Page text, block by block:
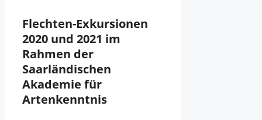
Flechten-Exkursionen
2020 und 2021 im
Rahmen der
Saarländischen
Akademie für
Artenkenntnis